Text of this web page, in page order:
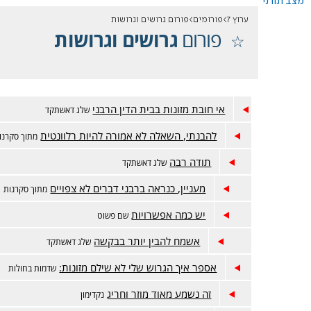
ערוץ 7 פורומים פורום גרושים וגרושות
פורום גרושים וגרושות
אי חובת מזונות בבית הדין הרבני שלג דאשתקד
להבנתי, השאלה לא אמורה להיות רלוונטית מתוך
תודה רבה שלג דאשתקד
מעניין, כנראה ברבני דברים לא צפויים מתוך סקרנות
יש כמה אפשרויות שם פשוט
אשמח להבין יותר בבקשה שלג דאשתקד
אספר איך הגרוש שלי לא שילם מזונות: שדמות בחולות
זה נשמע מאוד מוזר וחריג נקדימון